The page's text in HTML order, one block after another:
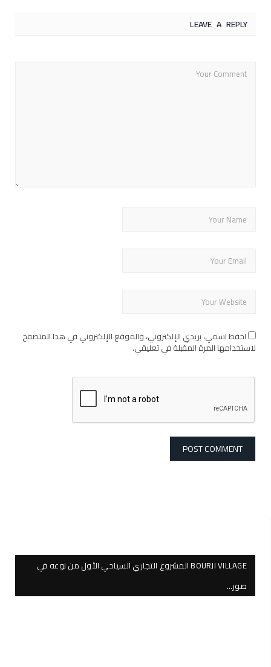
LEAVE A REPLY
احفظ اسمي، بريدي الإلكتروني، والموقع الإلكتروني في هذا المتصفح
لاستخدامها المرة المقبلة في تعليقي.
BOURJI VILLAGE المشروع التجاري السياحي الأول من نوعه في
صور…